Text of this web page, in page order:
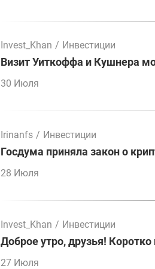
Invest_Khan / Инвестиции
Визит Уиткоффа и Кушнера
30 Июля
Irinanfs / Инвестиции
Госдума приняла закон о
28 Июля
Invest_Khan / Инвестиции
Доброе утро, друзья!
27 Июля